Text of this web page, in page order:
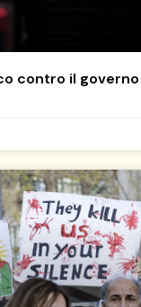
contro il